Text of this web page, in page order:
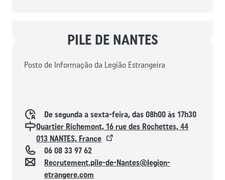
PILE DE NANTES
Posto de Informação da Legião Estrangeira
Horaires d'ouverture
De segunda a sexta-feira, das 08h00 às 17h30
Localisation
Quartier Richemont, 16 rue des Rochettes, 44
013 NANTES, France
Téléphone
06 08 33 97 62
Contacto
Recrutement.pile-de-Nantes@legion-
etrangere.com